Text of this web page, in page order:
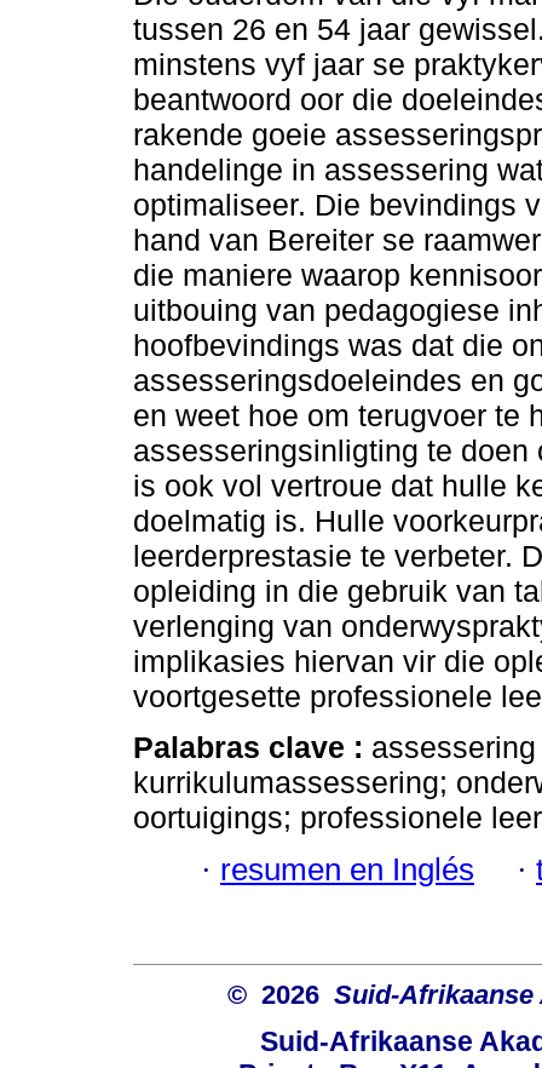
tussen 26 en 54 jaar
minstens vyf jaar se
beantwoord oor die
rakende goeie
handelinge in assessering
optimaliseer. Die bevindings
hand van Bereiter se
die maniere waarop
uitbouing van pedagogiese
hoofbevindings was dat die
assesseringsdoeleindes en
en weet hoe om terugvoer te
assesseringsinligting te doen
is ook vol vertroue dat hulle
doelmatig is. Hulle
leerderprestasie te verbeter.
opleiding in die gebruik van
verlenging van
implikasies hiervan vir die
voortgesette professionele
Palabras clave :
kurrikulumassessering;
oortuigings; professionele
· resumen en Inglés ·
© 2026 Suid-Afrikaanse
Suid-Afrikaanse